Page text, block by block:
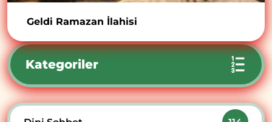
Geldi Ramazan İlahisi
Kategoriler